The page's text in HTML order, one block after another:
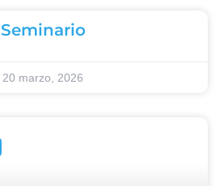
Seminario
20 marzo, 2026